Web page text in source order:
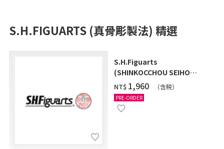
S.H.FIGUARTS (真骨彫製法) 精選
S.H.Figuarts
(SHINKOCCHOU SEIHOU)
ULTRAMAN (A TYPE)
NT$ ‌1,960 （含税）
PRE-ORDER